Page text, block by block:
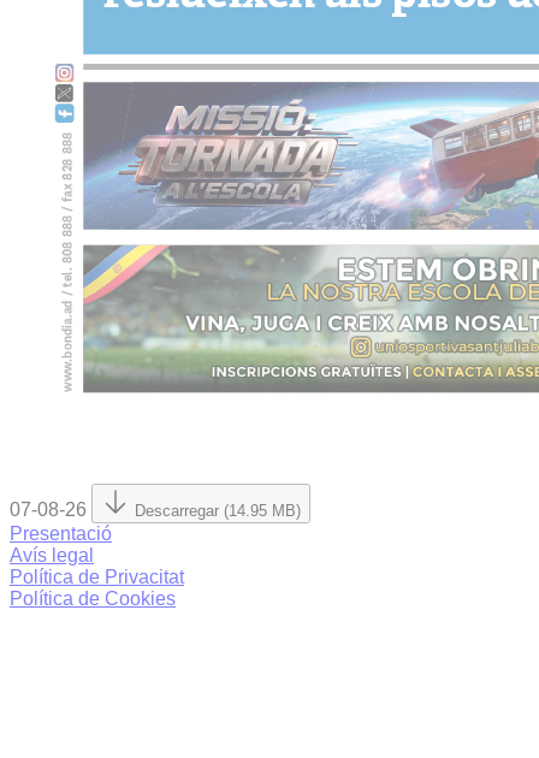
07-08-26 Descarregar (14.95 MB)
Presentació
Avís legal
Política de Privacitat
Política de Cookies